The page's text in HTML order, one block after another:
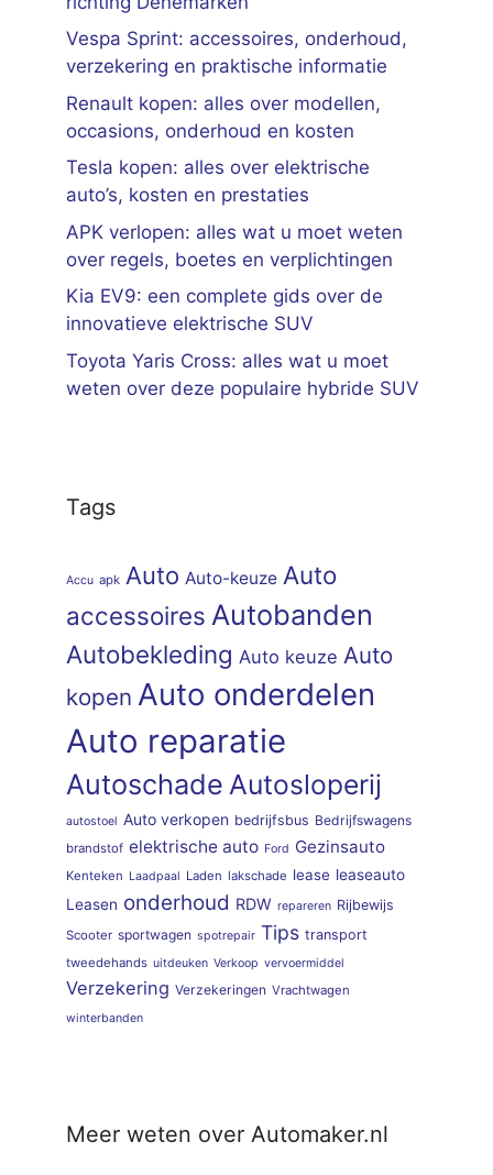
Vespa Sprint: accessoires, onderhoud,
verzekering en praktische informatie
Renault kopen: alles over modellen,
occasions, onderhoud en kosten
Tesla kopen: alles over elektrische
auto’s, kosten en prestaties
APK verlopen: alles wat u moet weten
over regels, boetes en verplichtingen
Kia EV9: een complete gids over de
innovatieve elektrische SUV
Toyota Yaris Cross: alles wat u moet
weten over deze populaire hybride SUV
Tags
Accu apk Auto Auto-keuze Auto
accessoires Autobanden
Autobekleding Auto keuze Auto
kopen Auto onderdelen
Auto reparatie
Autoschade Autosloperij
autostoel Auto verkopen bedrijfsbus Bedrijfswagens
brandstof elektrische auto Ford Gezinsauto
Kenteken Laadpaal Laden lakschade lease leaseauto
Leasen onderhoud RDW repareren Rijbewijs
Scooter sportwagen spotrepair Tips transport
tweedehands uitdeuken Verkoop vervoermiddel
Verzekering Verzekeringen Vrachtwagen
winterbanden
Meer weten over Automaker.nl